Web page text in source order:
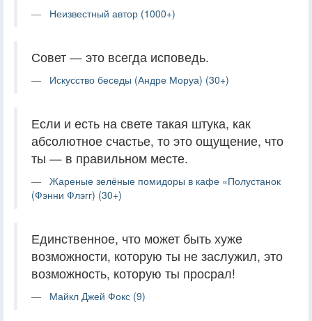
Неизвестный автор (1000+)
Совет — это всегда исповедь.
Искусство беседы (Андре Моруа) (30+)
Если и есть на свете такая штука, как
абсолютное счастье, то это ощущение, что
ты — в правильном месте.
Жареные зелёные помидоры в кафе «Полустанок
(Фэнни Флэгг) (30+)
Единственное, что может быть хуже
возможности, которую ты не заслужил, это
возможность, которую ты просрал!
Майкл Джей Фокс (9)